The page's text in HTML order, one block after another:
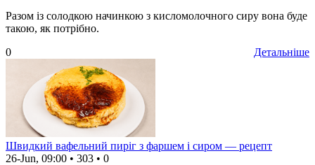
Разом із солодкою начинкою з кисломолочного сиру вона буде
такою, як потрібно.
Детальніше
0
Швидкий вафельний пиріг з фаршем і сиром — рецепт
26-Jun, 09:00 • 303 • 0